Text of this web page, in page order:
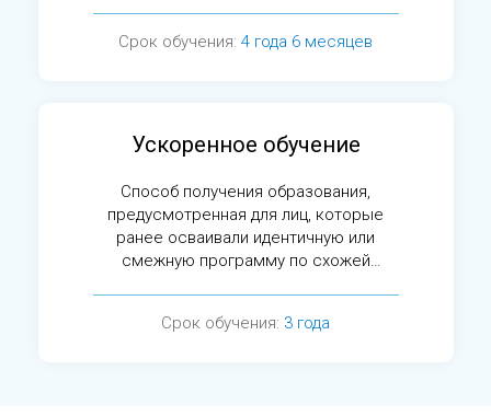
Срок обучения: 4 года 6 месяцев
Ускоренное обучение
Способ получения образования,
предусмотренная для лиц, которые
ранее осваивали идентичную или
смежную программу по схожей
Срок обучения: 3 года